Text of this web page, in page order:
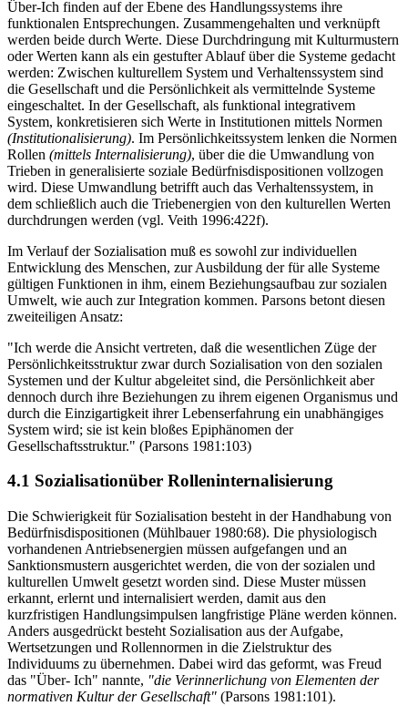
Über-Ich finden auf der Ebene des Handlungssystems ihre
funktionalen Entsprechungen. Zusammengehalten und verknüpft
werden beide durch Werte. Diese Durchdringung mit Kulturmustern
oder Werten kann als ein gestufter Ablauf über die Systeme gedacht
werden: Zwischen kulturellem System und Verhaltenssystem sind
die Gesellschaft und die Persönlichkeit als vermittelnde Systeme
eingeschaltet. In der Gesellschaft, als funktional integrativem
System, konkretisieren sich Werte in Institutionen mittels Normen
(Institutionalisierung). Im Persönlichkeitssystem lenken die Normen
Rollen (mittels Internalisierung), über die die Umwandlung von
Trieben in generalisierte soziale Bedürfnisdispositionen vollzogen
wird. Diese Umwandlung betrifft auch das Verhaltenssystem, in
dem schließlich auch die Triebenergien von den kulturellen Werten
durchdrungen werden (vgl. Veith 1996:422f).
Im Verlauf der Sozialisation muß es sowohl zur individuellen
Entwicklung des Menschen, zur Ausbildung der für alle Systeme
gültigen Funktionen in ihm, einem Beziehungsaufbau zur sozialen
Umwelt, wie auch zur Integration kommen. Parsons betont diesen
zweiteiligen Ansatz:
"Ich werde die Ansicht vertreten, daß die wesentlichen Züge der
Persönlichkeitsstruktur zwar durch Sozialisation von den sozialen
Systemen und der Kultur abgeleitet sind, die Persönlichkeit aber
dennoch durch ihre Beziehungen zu ihrem eigenen Organismus und
durch die Einzigartigkeit ihrer Lebenserfahrung ein unabhängiges
System wird; sie ist kein bloßes Epiphänomen der
Gesellschaftsstruktur." (Parsons 1981:103)
4.1 Sozialisationüber Rolleninternalisierung
Die Schwierigkeit für Sozialisation besteht in der Handhabung von
Bedürfnisdispositionen (Mühlbauer 1980:68). Die physiologisch
vorhandenen Antriebsenergien müssen aufgefangen und an
Sanktionsmustern ausgerichtet werden, die von der sozialen und
kulturellen Umwelt gesetzt worden sind. Diese Muster müssen
erkannt, erlernt und internalisiert werden, damit aus den
kurzfristigen Handlungsimpulsen langfristige Pläne werden können.
Anders ausgedrückt besteht Sozialisation aus der Aufgabe,
Wertsetzungen und Rollennormen in die Zielstruktur des
Individuums zu übernehmen. Dabei wird das geformt, was Freud
das "Über- Ich" nannte, "die Verinnerlichung von Elementen der
normativen Kultur der Gesellschaft" (Parsons 1981:101).